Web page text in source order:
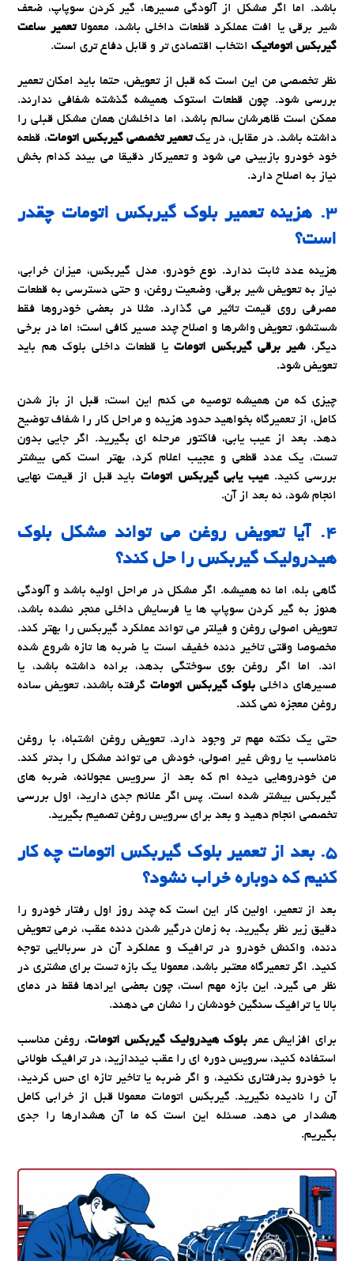
باشد. اما اگر مشکل از آلودگی مسیرها، گیر کردن سوپاپ، ضعف
شیر برقی یا افت عملکرد قطعات داخلی باشد، معمولاتعمیر ساعت
گیربکس اتوماتیک انتخاب اقتصادی تر و قابل دفاع تری است.
نظر تخصصی من این است که قبل از تعویض، حتما باید امکان تعمیر
بررسی شود. چون قطعات استوک همیشه گذشته شفافی ندارند.
ممکن است ظاهرشان سالم باشد، اما داخلشان همان مشکل قبلی را
داشته باشد. در مقابل، در یکتعمیر تخصصی گیربکس اتومات، قطعه
خود خودرو بازبینی می شود و تعمیرکار دقیقا می بیند کدام بخش
نیاز به اصلاح دارد.
۳. هزینه تعمیر بلوک گیربکس اتومات چقدر
است؟
هزینه عدد ثابت ندارد. نوع خودرو، مدل گیربکس، میزان خرابی،
نیاز به تعویض شیر برقی، وضعیت روغن، و حتی دسترسی به قطعات
مصرفی روی قیمت تاثیر می گذارد. مثلا در بعضی خودروها فقط
شستشو، تعویض واشرها و اصلاح چند مسیر کافی است؛ اما در برخی
دیگر،شیر برقی گیربکس اتوماتیا قطعات داخلی بلوک هم باید
تعویض شود.
چیزی که من همیشه توصیه می کنم این است: قبل از باز شدن
کامل، از تعمیرگاه بخواهید حدود هزینه و مراحل کار را شفاف توضیح
دهد. بعد از عیب یابی، فاکتور مرحله ای بگیرید. اگر جایی بدون
تست، یک عدد قطعی و عجیب اعلام کرد، بهتر است کمی بیشتر
بررسی کنید.عیب یابی گیربکس اتومات باید قبل از قیمت نهایی
انجام شود، نه بعد از آن.
۴. آیا تعویض روغن می تواند مشکل
بلوک
هیدرولیک گیربکس را حل کند؟
گاهی بله، اما نه همیشه. اگر مشکل در مراحل اولیه باشد و آلودگی
هنوز به گیر کردن سوپاپ ها یا فرسایش داخلی منجر نشده باشد،
تعویض اصولی روغن و فیلتر می تواند عملکرد گیربکس را بهتر کند.
مخصوصا وقتی تاخیر دنده خفیف است یا ضربه ها تازه شروع شده
اند. اما اگر روغن بوی سوختگی بدهد، براده داشته باشد، یا
مسیرهای داخلی بلوک گیربکس اتومات گرفته باشند، تعویض ساده
روغن معجزه نمی کند.
حتی یک نکته مهم تر وجود دارد. تعویض روغن اشتباه، با روغن
نامناسب یا روش غیر اصولی، خودش می تواند مشکل را بدتر کند.
من خودروهایی دیده ام که بعد از سرویس عجولانه، ضربه های
گیربکس بیشتر شده است. پس اگر علائم جدی دارید، اول بررسی
تخصصی انجام دهید و بعد برای سرویس روغن تصمیم بگیرید.
۵. بعد از تعمیر بلوک گیربکس اتوماتچه کار
کنیم که دوباره خراب نشود؟
بعد از تعمیر، اولین کار این است که چند روز اول رفتار خودرو را
دقیق زیر نظر بگیرید. به زمان درگیر شدن دنده عقب، نرمی تعویض
دنده، واکنش خودرو در ترافیک و عملکرد آن در سربالایی توجه
کنید. اگر تعمیرگاه معتبر باشد، معمولا یک بازه تست برای مشتری در
نظر می گیرد. این بازه مهم است، چون بعضی ایرادها فقط در دمای
بالا یا ترافیک سنگین خودشان را نشان می دهند.
برای افزایش عمربلوک هیدرولیک گیربکس اتومات، روغن مناسب
استفاده کنید، سرویس دوره ای را عقب نیندازید، در ترافیک طولانی
با خودرو بدرفتاری نکنید، و اگر ضربه یا تاخیر تازه ای حس کردید،
آن را نادیده نگیرید. گیربکس اتومات معمولا قبل از خرابی کامل
هشدار می دهد. مسئله این است که ما آن هشدارها را جدی
بگیریم.